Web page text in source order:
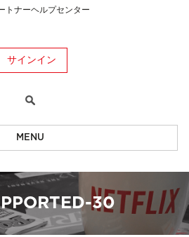
トナーヘルプセンター
サインイン
MENU
30